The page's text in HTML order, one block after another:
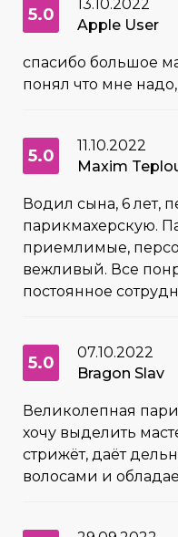
5.0
13.10.2022
Apple User
спасибо большое
понял что мне
5.0
11.10.2022
Maxim
Водил сына, 6 лет,
парикмахерскую.
приемлимые,
вежливый. Все
постоянное
5.0
07.10.2022
Bragon Slav
Великолепная
хочу выделить
стрижëт, даёт
волосами и